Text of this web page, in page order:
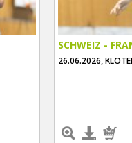
SCHWEIZ -
26.06.2026,